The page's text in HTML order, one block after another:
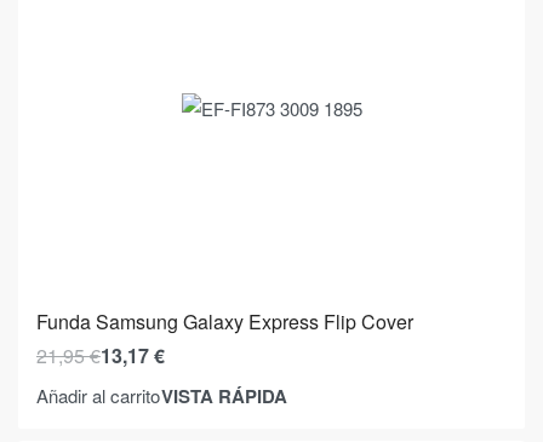
Funda Samsung Galaxy Express Flip Cover
21,95€13,17€
Añadir al carritoVISTA RÁPIDA